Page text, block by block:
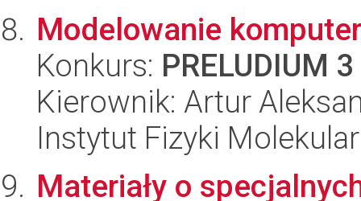
Modelowanie
Konkurs: PRELUDIUM 3
Kierownik: Artur
Instytut Fizyki
Materiały o